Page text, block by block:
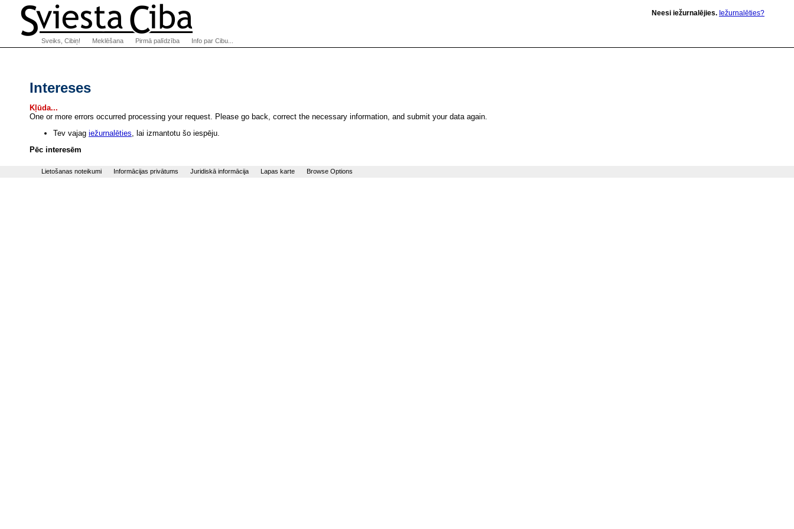
Intereses
Kļūda...
One or more errors occurred processing your request. Please go back, correct the necessary information, and submit your data again.
Tev vajag iežurnalēties, lai izmantotu šo iespēju.
Pēc interesēm
Neesi iežurnalējies. Iežurnalēties?
Sveiks, Cibiņ! Meklēšana Pirmā palīdzība Info par Cibu...
Lietošanas noteikumi Informācijas privātums Juridiskā informācija Lapas karte Browse Options